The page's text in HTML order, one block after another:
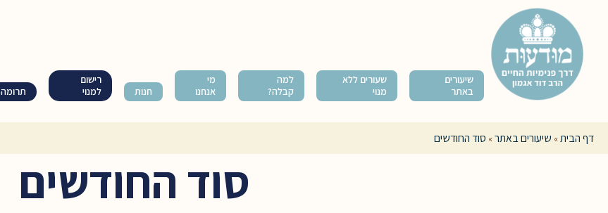
שיעורים
באתר
שעורים ללא
מנוי
למה
קבלה?
מי
אנחנו
חנות
רישום
למנוי
תרומה
דף הבית» שיעורים באתר» סוד החודשים
סוד החודשים